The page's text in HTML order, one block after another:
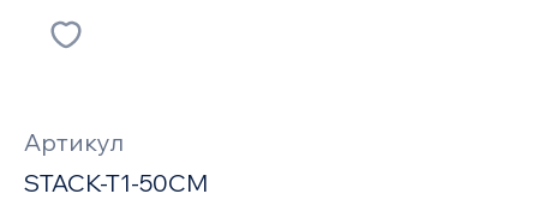
Артикул
STACK-T1-50CM